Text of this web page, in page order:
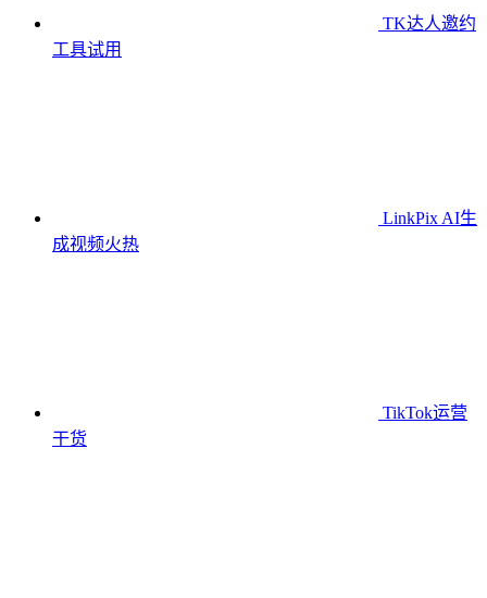
TK达人邀约
工具试用
LinkPix AI生
成视频火热
TikTok运营
干货